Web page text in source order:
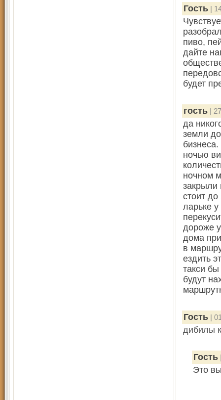
Гость |
пиво,
дайте
будет
гость |
да
земли
ночью
ночном
закрыли
стоит
ларьке
дороже
дома
в
ездить
такси
будут
Гость |
дибилы
Гость
Это